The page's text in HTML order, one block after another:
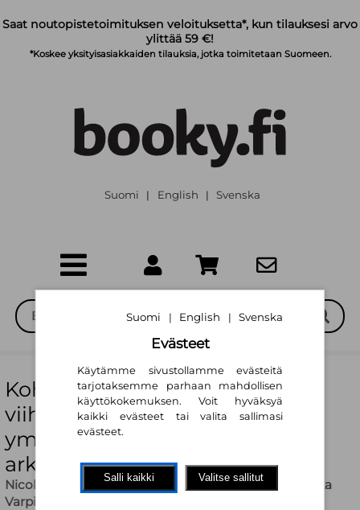
Saat noutopistetoimituksen veloituksetta*, kun tilauksesi arvo
ylittää 59 €!
*Koskee yksityisasiakkaiden tilauksia, jotka toimitetaan Suomeen.
Suomi | English | Svenska
Kohti kauniimpaa kaupunkia :
viihtyisän rakennetun
ympäristön ja kauniin
arkkitehtuurin jäljillä
Nicolas von Kraemer (toim.) Marjo Uotila (toim.)
Mika
Varpio (toim.)
Suomi | English | Svenska
Evästeet
Käytämme sivustollamme evästeitä
tarjotaksemme parhaan mahdollisen
käyttökokemuksen. Voit hyväksyä
kaikki evästeet tai valita sallimasi
evästeet.
Salli kaikki Valitse sallitut